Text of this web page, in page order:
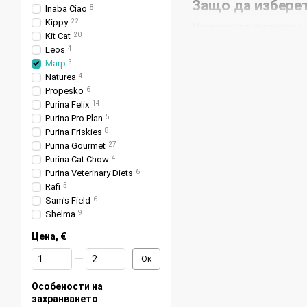
Защо да
Inaba Ciao 8
Kippy 22
Kit Cat 20
Leos 4
Marp 3
Naturea 4
Propesko 6
Purina Felix 14
Purina Pro Plan 5
Purina Friskies 8
Purina Gourmet 27
Purina Cat Chow 4
Purina Veterinary Diets 6
Rafi 5
Sam's Field 6
Shelma 9
Цена, €
От Цена, €
До Цена, € Ок
Особености на
захранването